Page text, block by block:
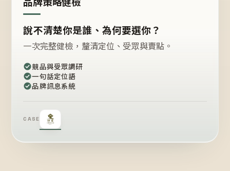
說不清楚你是誰、為何要選你？
一次完整健檢，釐清定位、受眾與賣點。
競品與受眾調研
一句話定位語
品牌訊息系統
CASE